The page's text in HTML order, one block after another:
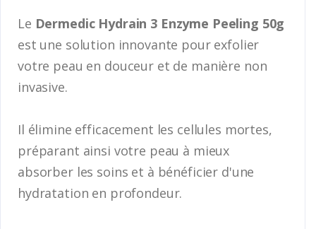
Le Dermedic Hydrain 3 Enzyme Peeling 50g
est une solution innovante pour exfolier
votre peau en douceur et de manière non
invasive.
Il élimine efficacement les cellules mortes,
préparant ainsi votre peau à mieux
absorber les soins et à bénéficier d'une
hydratation en profondeur.